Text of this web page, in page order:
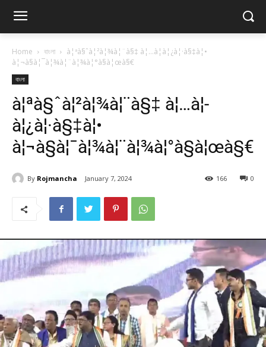
Home বাংলা
à¦ªà§ˆà¦²à¦¾à¦¨à§‡ à¦…à¦­à¦¿à¦·à§‡à¦•
à¦¬à§à¦¯à¦¾à¦¨à¦¾à¦°à§à¦œà§€
বাংলা
à¦ªà§ˆà¦²à¦¾à¦¨à§‡ à¦…à¦­
à¦¿à¦·à§‡à¦•
à¦¬à§à¦¯à¦¾à¦¨à¦¾à¦°à§à¦œà§€
By Rojmancha January 7, 2024 0
166